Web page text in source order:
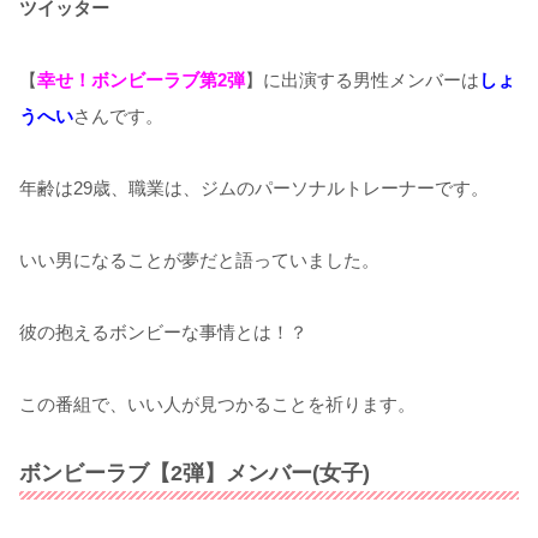
ツイッター
【幸せ！ボンビーラブ第2弾】に出演する男性メンバーは しょ
うへいさんです。
年齢は29歳、職業は、ジムのパーソナルトレーナーです。
いい男になることが夢だと語っていました。
彼の抱えるボンビーな事情とは！？
この番組で、いい人が見つかることを祈ります。
ボンビーラブ【2弾】メンバー(女子)